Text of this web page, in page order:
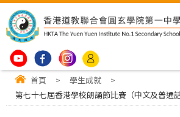
首頁 > 學生成就
>
第七十七屆香港學校朗誦節比賽（中文及普通話